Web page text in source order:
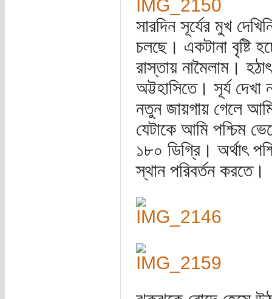
সারদিন সূর্যের মুখ
চলছে। একটানা বৃষ্টি
রাস্তায় নামৈলাম।
অট্টহাসিতে। সূর্য
নতুন জায়গায় গেলে
যেটাকে আমি পশ্চিম
১৮০ ডিগ্রি। অর্থাৎ
স্থান পরিবর্তন করতে।